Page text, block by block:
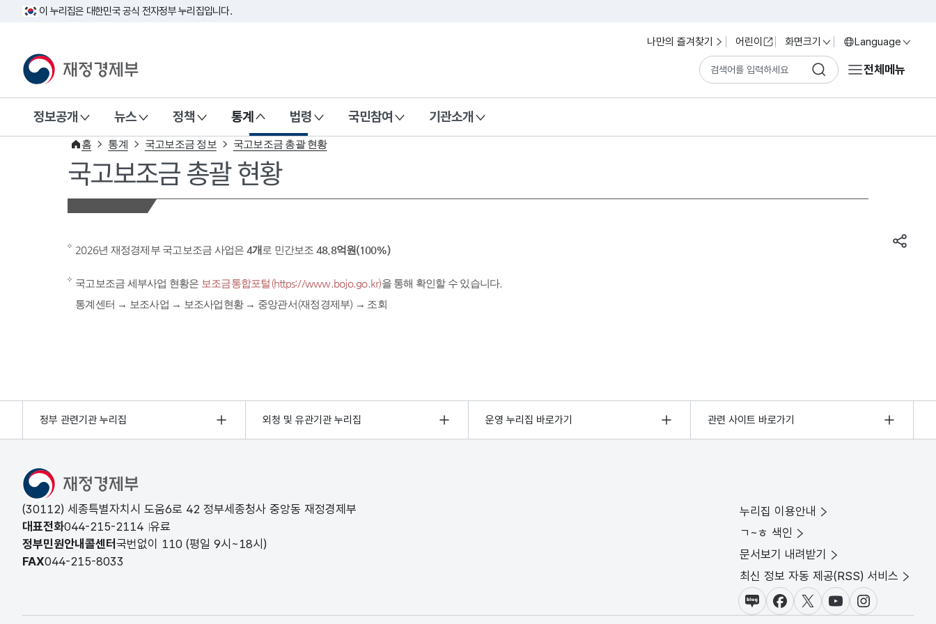
이 누리집은 대한민국 공식 전자정부 누리집입니다.
나만의 즐겨찾기 어린이 화면크기 Language
재정경제부(www.mofe.go.kr) 전체메뉴
정보공개 뉴스 정책 통계 법령 국민참여 기관소개
홈 통계 국고보조금 정보 국고보조금 총괄 현황
국고보조금 총괄 현황
2026년 재정경제부 국고보조금 사업은 4개로 민간보조 48.8억원(100%)
국고보조금 세부사업 현황은 보조금통합포털(https://www.bojo.go.kr)을 통해 확인할 수 있습니다.
통계센터 → 보조사업 → 보조사업현황 → 중앙관서(재정경제부) → 조회
정부 관련기관 누리집 외청 및 유관기관 누리집 운영 누리집 바로가기 관련 사이트 바로가기
(30112) 세종특별자치시 도움6로 42 정부세종청사 중앙동 재정경제부
대표전화044-215-2114 유료
정부민원안내콜센터 국번없이 110 (평일 9시~18시)
FAX044-215-8033
누리집 이용안내
ㄱ~ㅎ 색인
문서보기 내려받기
최신 정보 자동 제공(RSS) 서비스
블로그페이스북X(트위터)
유튜브인스타그램